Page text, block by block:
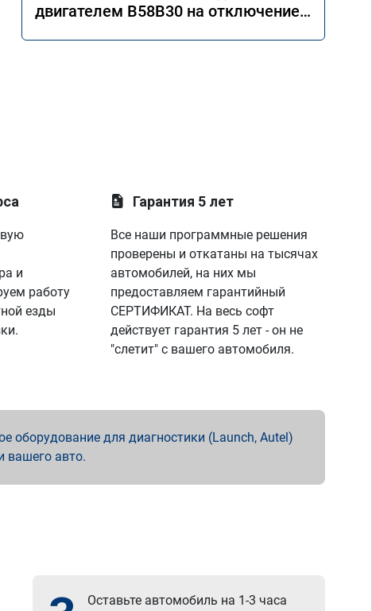
двигателем B58B30 на отключение
и
работу
езды
Гарантия 5 лет
Все наши программные решения
проверены и откатаны на тысячах
автомобилей, на них мы
предоставляем гарантийный
СЕРТИФИКАТ. На весь софт
действует гарантия 5 лет - он не
"слетит" с вашего автомобиля.
для диагностики (Launch, Autel)
вашего авто.
Оставьте автомобиль на 1-3 часа